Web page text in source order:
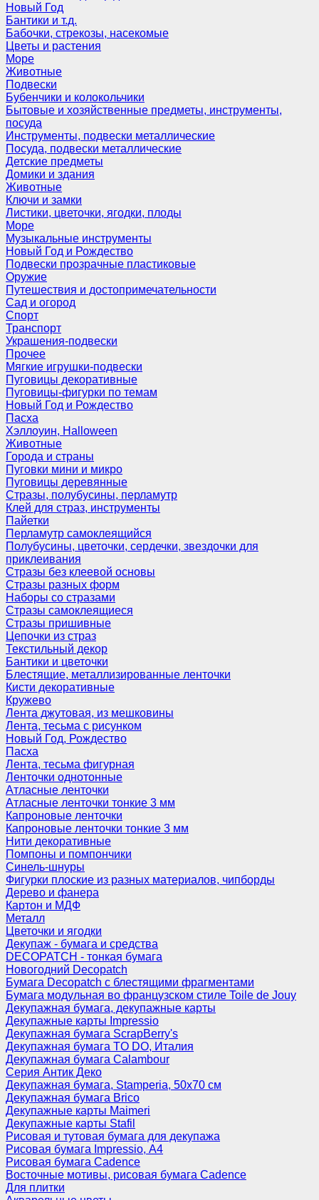
Новый Год
Бантики и т.д.
Бабочки, стрекозы, насекомые
Цветы и растения
Море
Животные
Подвески
Бубенчики и колокольчики
Бытовые и хозяйственные предметы, инструменты,
посуда
Инструменты, подвески металлические
Посуда, подвески металлические
Детские предметы
Домики и здания
Животные
Ключи и замки
Листики, цветочки, ягодки, плоды
Море
Музыкальные инструменты
Новый Год и Рождество
Подвески прозрачные пластиковые
Оружие
Путешествия и достопримечательности
Сад и огород
Спорт
Транспорт
Украшения-подвески
Прочее
Мягкие игрушки-подвески
Пуговицы декоративные
Пуговицы-фигурки по темам
Новый Год и Рождество
Пасха
Хэллоуин, Halloween
Животные
Города и страны
Пуговки мини и микро
Пуговицы деревянные
Стразы, полубусины, перламутр
Клей для страз, инструменты
Пайетки
Перламутр самоклеящийся
Полубусины, цветочки, сердечки, звездочки для
приклеивания
Стразы без клеевой основы
Стразы разных форм
Наборы со стразами
Стразы самоклеящиеся
Стразы пришивные
Цепочки из страз
Текстильный декор
Бантики и цветочки
Блестящие, металлизированные ленточки
Кисти декоративные
Кружево
Лента джутовая, из мешковины
Лента, тесьма с рисунком
Новый Год, Рождество
Пасха
Лента, тесьма фигурная
Ленточки однотонные
Атласные ленточки
Атласные ленточки тонкие 3 мм
Капроновые ленточки
Капроновые ленточки тонкие 3 мм
Нити декоративные
Помпоны и помпончики
Синель-шнуры
Фигурки плоские из разных материалов, чипборды
Дерево и фанера
Картон и МДФ
Металл
Цветочки и ягодки
Декупаж - бумага и средства
DECOPATCH - тонкая бумага
Новогодний Decopatch
Бумага Decopatch с блестящими фрагментами
Бумага модульная во французском стиле Toile de Jouy
Декупажная бумага, декупажные карты
Декупажные карты Impressio
Декупажная бумага ScrapBerry's
Декупажная бумага TO DO, Италия
Декупажная бумага Calambour
Серия Антик Деко
Декупажная бумага, Stamperia, 50х70 см
Декупажная бумага Brico
Декупажные карты Maimeri
Декупажные карты Stafil
Рисовая и тутовая бумага для декупажа
Рисовая бумага Impressio, А4
Рисовая бумага Cadence
Восточные мотивы, рисовая бумага Cadence
Для плитки